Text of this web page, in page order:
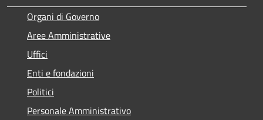
Organi di Governo
Aree Amministrative
Uffici
Enti e fondazioni
Politici
Personale Amministrativo